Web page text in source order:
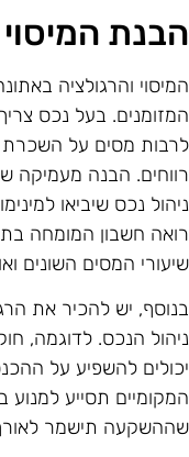
המיסוי
והרגולציה
בעל נכס צריך
מסים על השכרת
הבנה מעמיקה
נכס שיביאו
חשבון המומחה
המסים השונים
יש להכיר את
הנכס. לדוגמה,
להשפיע על
תסייע למנוע
תישמר לאורך